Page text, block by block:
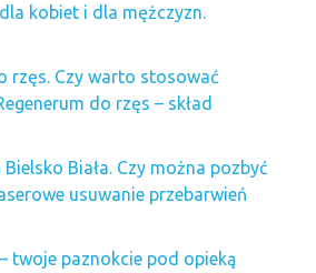
kobiet i dla mężczyzn.
rzęs. Czy warto stosować
do rzęs – skład
Biała. Czy można pozbyć
usuwanie przebarwień
twoje paznokcie pod opieką